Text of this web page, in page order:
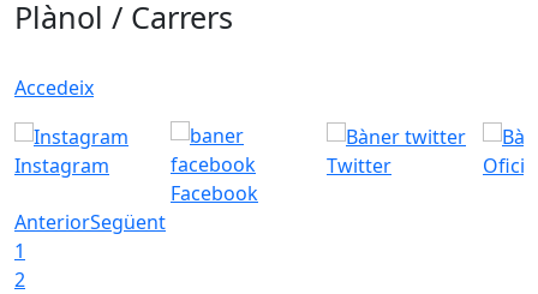
Plànol / Carrers
Accedeix
Instagram
Facebook
Twitter
AnteriorSegüent
1
2